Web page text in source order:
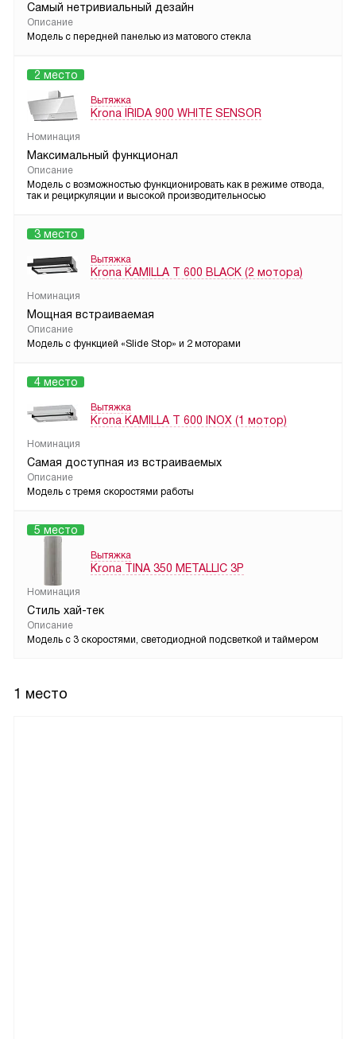
Самый нетривиальный дезайн
Описание
Модель с передней панелью из матового стекла
2 место
Вытяжка
Krona IRIDA 900 WHITE SENSOR
Номинация
Максимальный функционал
Описание
Модель с возможностью функционировать как в режиме отвода,
так и рециркуляции и высокой производительносью
3 место
Вытяжка
Krona KAMILLA T 600 BLACK (2 мотора)
Номинация
Мощная встраиваемая
Описание
Модель с функцией «Slide Stop» и 2 моторами
4 место
Вытяжка
Krona KAMILLA T 600 INOX (1 мотор)
Номинация
Самая доступная из встраиваемых
Описание
Модель с тремя скоростями работы
5 место
Вытяжка
Krona TINA 350 METALLIC 3P
Номинация
Стиль хай-тек
Описание
Модель с 3 скоростями, светодиодной подсветкой и таймером
1 место